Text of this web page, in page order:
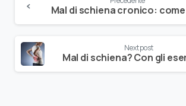
Next post